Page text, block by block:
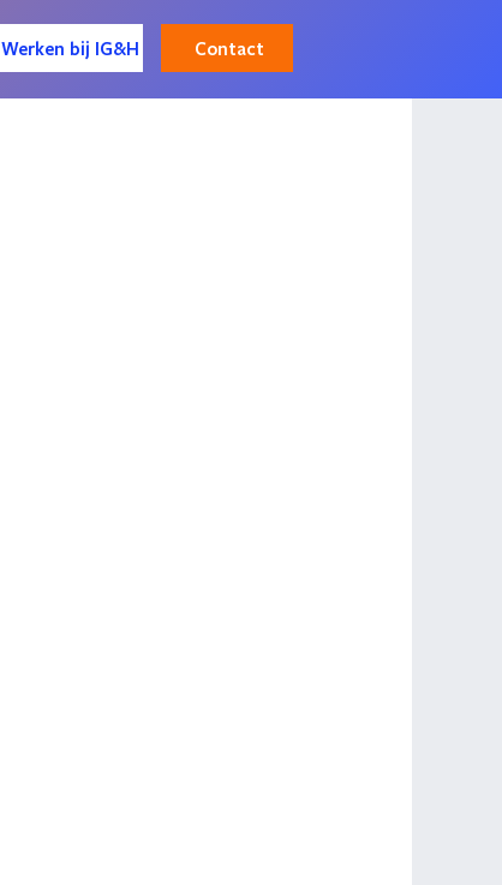
Werken bij IG&H Contact